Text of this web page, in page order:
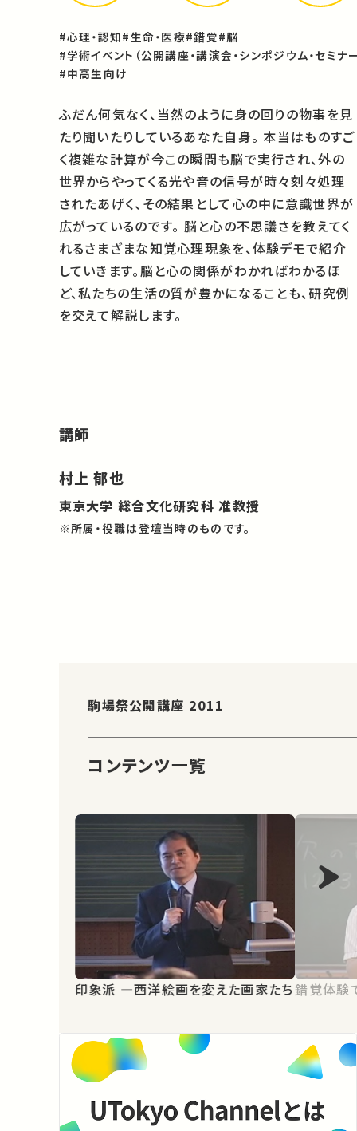
#心理・認知#生命・医療#錯覚#脳
#学術イベント（公開講座・講演会・シンポジウム・セミナ
#中高生向け
ふだん何気なく、当然のように身の回りの物事を見
たり聞いたりしているあなた自身。 本当はものすご
く複雑な計算が今この瞬間も脳で実行され、外の
世界からやってくる光や音の信号が時々刻々処理
されたあげく、その結果として心の中に意識世界が
広がっているのです。 脳と心の不思議さを教えてく
れるさまざまな知覚心理現象を、体験デモで紹介
していきます。脳と心の関係がわかればわかるほ
ど、私たちの生活の質が豊かになることも、研究例
を交えて解説します。
講師
村上 郁也
東京大学 総合文化研究科 准教授
※所属・役職は登壇当時のものです。
駒場祭公開講座 2011
コンテンツ一覧
印象派 ―西洋絵画を変えた画家たち錯覚体験